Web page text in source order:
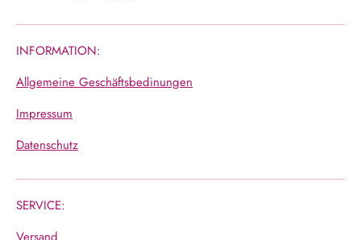
INFORMATION:
Allgemeine Geschäftsbedinungen
Impressum
Datenschutz
SERVICE: